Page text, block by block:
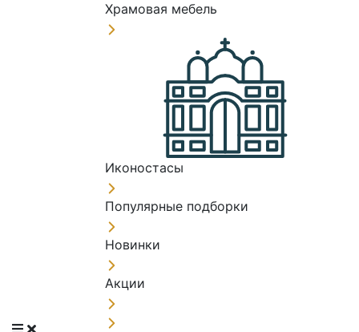
Храмовая мебель
Иконостасы
Популярные подборки
Новинки
Акции